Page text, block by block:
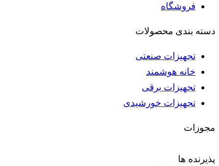
فروشگاه
دسته بندی محصولات
تجهیزات صنعتی
خانه هوشمند
تجهیزات برقی
تجهیزات خورشیدی
مجوزات
پذیرنده ها